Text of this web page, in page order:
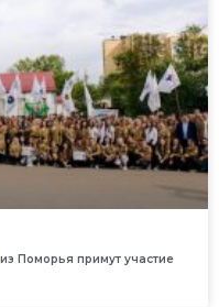
Поморья примут участие